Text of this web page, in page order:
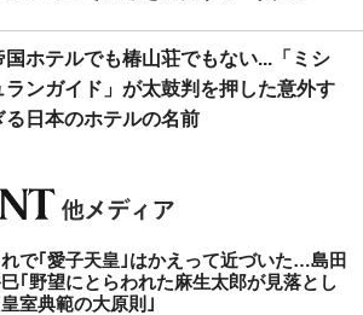
国ホテルでも椿山荘でもない...「ミシ
ランガイド」が太鼓判を押した意外す
る日本のホテルの名前
で｢愛子天皇｣はかえって近づいた…島田
｢野望にとらわれた麻生太郎が見落とし
室典範の大原則｣